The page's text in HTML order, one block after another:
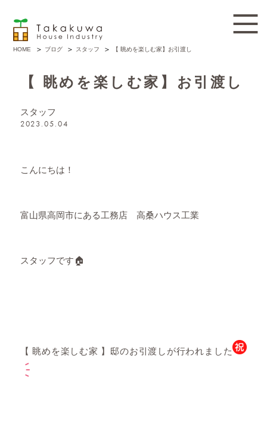
HOME ブログ スタッフ 【 眺めを楽しむ家】お引渡し
【 眺めを楽しむ家】お引渡し
スタッフ
2023.05.04
こんにちは！
富山県高岡市にある工務店 高桑ハウス工業
スタッフです🏠
【 眺めを楽しむ家 】邸のお引渡しが行われました